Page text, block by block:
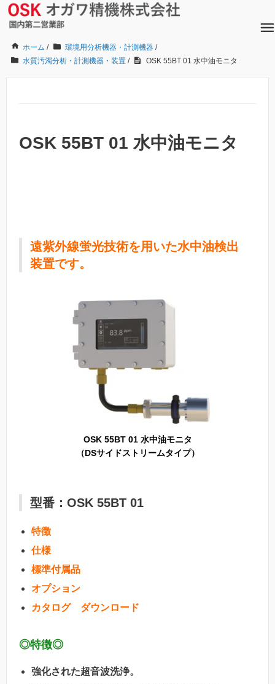
ホーム / 環境用分析機器・計測機器 /
水質汚濁分析・計測機器・装置 / OSK 55BT 01 水中油モニタ
OSK 55BT 01 水中油モニタ
遠紫外線蛍光技術を用いた水中油検出
装置です。
OSK 55BT 01 水中油モニタ
（DSサイドストリームタイプ）
型番：OSK 55BT 01
特徴
仕様
標準付属品
オプション
カタログ ダウンロード
◎特徴◎
強化された超音波洗浄。